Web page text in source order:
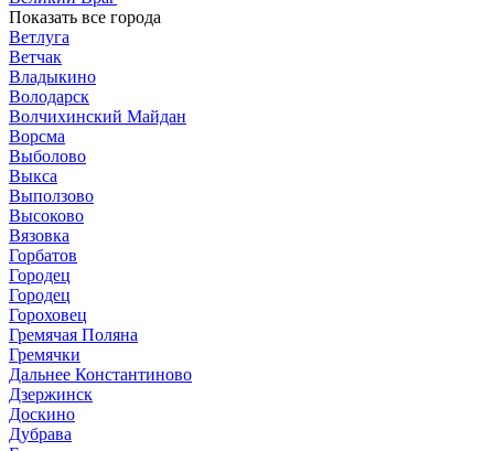
Показать все города
Ветлуга
Ветчак
Владыкино
Володарск
Волчихинский Майдан
Ворсма
Выболово
Выкса
Выползово
Высоково
Вязовка
Горбатов
Городец
Городец
Гороховец
Гремячая Поляна
Гремячки
Дальнее Константиново
Дзержинск
Доскино
Дубрава